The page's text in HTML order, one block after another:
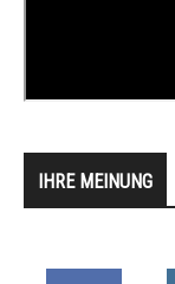
IHRE MEINUNG